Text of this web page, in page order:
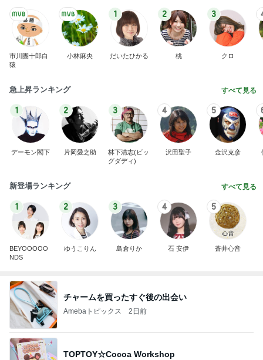
市川團十郎白
猿
小林麻央
1
だいたひかる
2
桃
3
クロ
急上昇ランキング すべて見る
1
デーモン閣下
2
片岡愛之助
3
林下清志(ビッ
グダディ)
4
沢田聖子
5
金沢克彦
新登場ランキング すべて見る
1
BEYOOOOO
NDS
2
ゆうこりん
3
島倉りか
4
石 安伊
5
蒼井心音
チャームを買ったすぐ後の出会い
Amebaトピックス 2日前
TOPTOY☆Cocoa Workshop